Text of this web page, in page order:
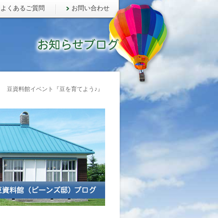
よくあるご質問 お問い合わせ
料館イベント『豆を育てよう♪』